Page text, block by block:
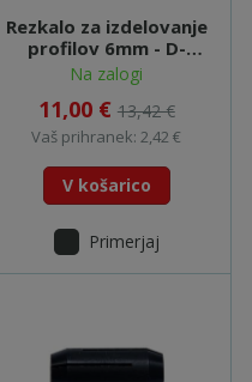
Rezkalo za izdelovanje
profilov 6mm - D-
48810
Na zalogi
11,00 € 13,42 €
Vaš prihranek: 2,42 €
V košarico
Primerjaj